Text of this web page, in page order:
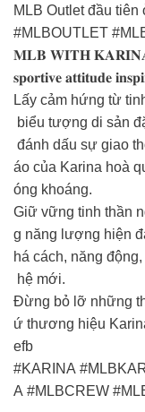
MLB Outlet đầu
#MLBOUTLET
𝐌𝐋𝐁 𝐖𝐈𝐓𝐇 𝐊𝐀𝐑𝐈𝐍𝐀|
𝐬𝐩𝐨𝐫𝐭𝐢𝐯𝐞 𝐚𝐭𝐭𝐢𝐭𝐮𝐝𝐞
Lấy cảm hứng từ
biểu tượng di sản
đánh dấu sự giao
áo của Karina hoà
óng khoáng.
Giữ vững tinh thần
g năng lượng hiện
há cách, năng
hệ mới.
Đừng bỏ lỡ những
ứ thương hiệu
efb
#KARINA
A #MLBCREW